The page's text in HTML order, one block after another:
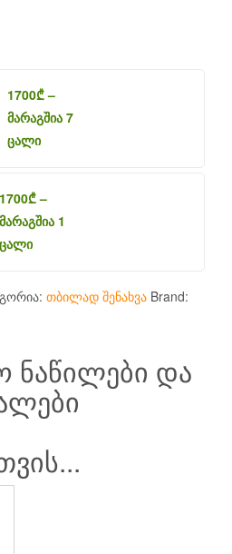
1700₾–
მარაგშია 7
ცალი
1700₾–
მარაგშია 1
ცალი
თბილად შენახვა Brand:
ნაწილები და